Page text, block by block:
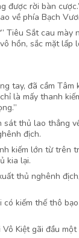
được rời bàn
về phía Bạch
Tiêu Sắt cau mày
hồn, sắc mặt lấp
tay, đã cầm Tâm
là mấy thanh
sát thủ lao thẳng
địch.
kiếm lớn từ trên
kia lại.
thủ nghênh
kiếm thế thô
Vô Kiệt gãi đầu một